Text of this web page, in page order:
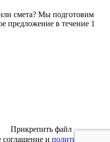
или смета? Мы подготовим
предложение в течение 1
Прикрепить файл
соглашение и политику